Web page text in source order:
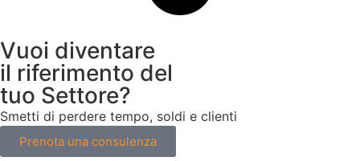
Vuoi diventare
il riferimento del
tuo Settore?
Smetti di perdere tempo, soldi e clienti
Prenota una consulenza